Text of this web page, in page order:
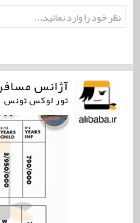
آژانس
تور لوکس تونس